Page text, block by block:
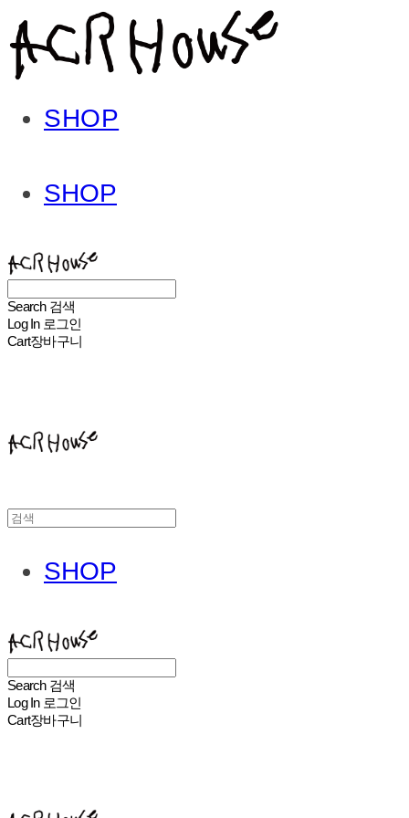
SHOP
SHOP
Search 검색
Log In 로그인
Cart장바구니
SHOP
Search 검색
Log In 로그인
Cart장바구니